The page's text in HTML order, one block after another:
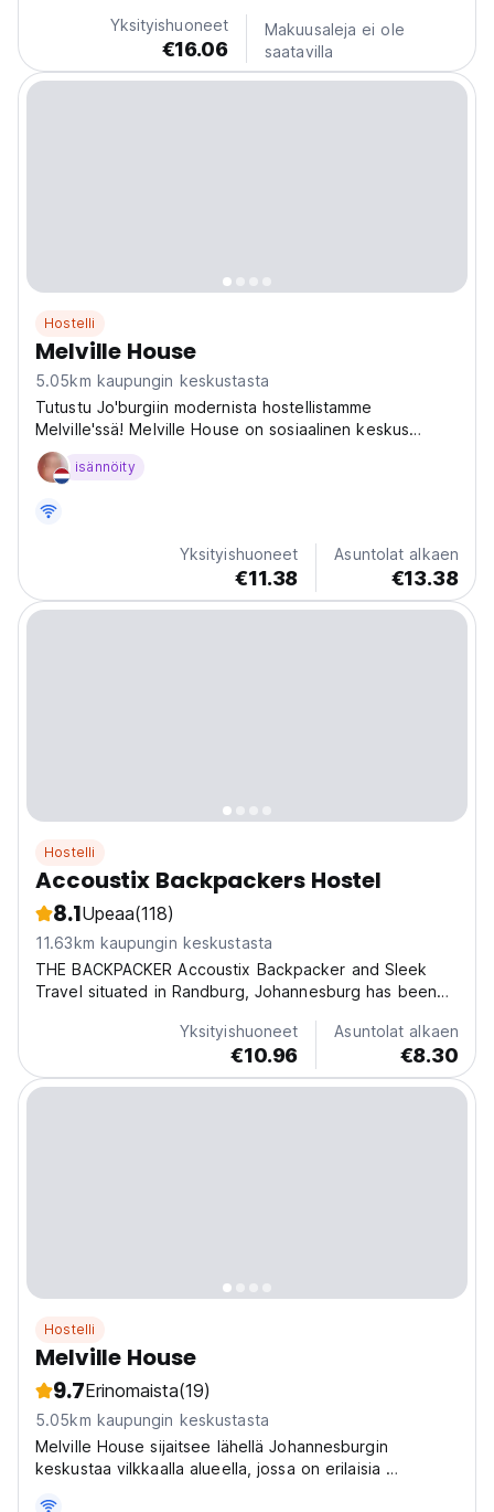
enjoyable. Nestled in the heart of Richmond near
Yksityishuoneet
€16.06
Makuusaleja ei ole
saatavilla
Hostelli
Melville House
5.05km kaupungin keskustasta
Tutustu Jo'burgiin modernista hostellistamme
Melville'ssä! Melville House on sosiaalinen keskus
matkailijoille, ja se sijaitsee lähellä trendikkäitä
kahviloita ja huippunähtävyyksiä, kuten Apartheid-
isännöity
Yksityishuoneet
€11.38
Asuntolat alkaen
€13.38
Hostelli
Accoustix Backpackers Hostel
8.1Upeaa(118)
11.63km kaupungin keskustasta
THE BACKPACKER Accoustix Backpacker and Sleek
Travel situated in Randburg, Johannesburg has been
and International Clients for more than 12 years. Our
clients keep coming back. We are a Recommended
Backpacker...
Yksityishuoneet
€10.96
Asuntolat alkaen
€8.30
Hostelli
Melville House
9.7Erinomaista(19)
5.05km kaupungin keskustasta
Melville House sijaitsee lähellä Johannesburgin
keskustaa vilkkaalla alueella, jossa on erilaisia ​​